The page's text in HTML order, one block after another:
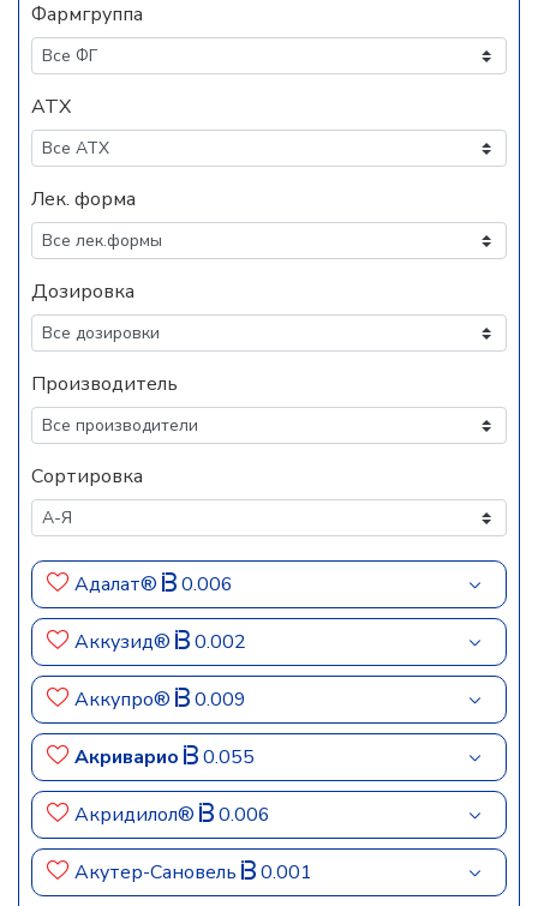
Фармгруппа
АТХ
Лек. форма
Дозировка
Производитель
Сортировка
Адалат® 0.006
Аккузид® 0.002
Аккупро® 0.009
Акриварио 0.055
Акридилол® 0.006
Акутер-Сановель 0.001